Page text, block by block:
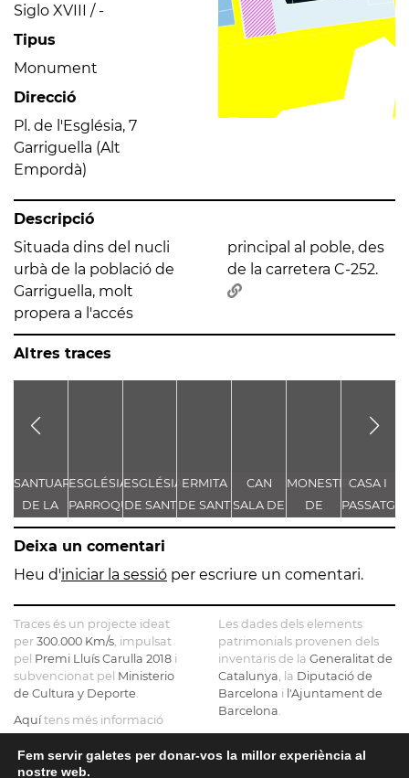
Siglo XVIII / -
Tipus
Monument
Direcció
Pl. de l'Església, 7
Garriguella (Alt
Empordà)
Descripció
Situada dins del nucli
urbà de la població de
Garriguella, molt
propera a l'accés
principal al poble, des
de la carretera C-252.
Altres traces
SANTUARI
DE LA
MARE
DE DÉU
DE
ESGLÉSIA
PARROQUIAL
DE
SANTA
MARIA
ESGLÉSIA
DE SANT
AGUSTÍ
NOU
ERMITA
DE SANT
BLAI
CAN
SALA DE
DALT
MONESTIR
DE
SANTA
DE
CASA I
PASSATGE
BERNARDÍ
Deixa un comentari
Heu d'iniciar la sessió per escriure un comentari.
Traces és un projecte ideat
per 300.000 Km/s , impulsat
pel Premi Lluís Carulla 2018 i
subvencionat pel Ministerio
de Cultura y Deporte
Aquítens més informació
sobre el projecte
Si ens vols contactar pots fer-
Les dades dels elements
patrimonials provenen dels
inventaris de la Generalitat de
Catalunya , la Diputació de
Barcelona i l'Ajuntament de
Barcelona
El mapa base ha estat
realitzat amb dades de la
Fem servir galetes per donar-vos la millor experiència al
nostre web.